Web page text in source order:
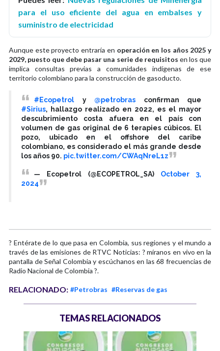
para el uso eficiente del agua en embalses y
suministro de electricidad
Aunque este proyecto entraría en operación en los años 2025 y
2029, puesto que debe pasar una serie de requisitos en los que
implica consultas previas a comunidades indígenas de ese
territorio colombiano para la construcción de gasoducto.
#Ecopetrol y @petrobras confirman que
#Sirius, hallazgo realizado en 2022, es el mayor
descubrimiento costa afuera en el país con
volumen de gas original de 6 terapies cúbicos. El
pozo, ubicado en el offshore del caribe
colombiano, es considerado el más grande desde
los años 90. pic.twitter.com/CWAqNreL1z
— Ecopetrol (@ECOPETROL_SA) October 3,
2024
? Entérate de lo que pasa en Colombia, sus regiones y el mundo a
través de las emisiones de RTVC Noticias: ? míranos en vivo en la
pantalla de Señal Colombia y escúchanos en las 68 frecuencias de
Radio Nacional de Colombia ?.
RELACIONADO: #Petrobras #Reservas de gas
TEMAS RELACIONADOS